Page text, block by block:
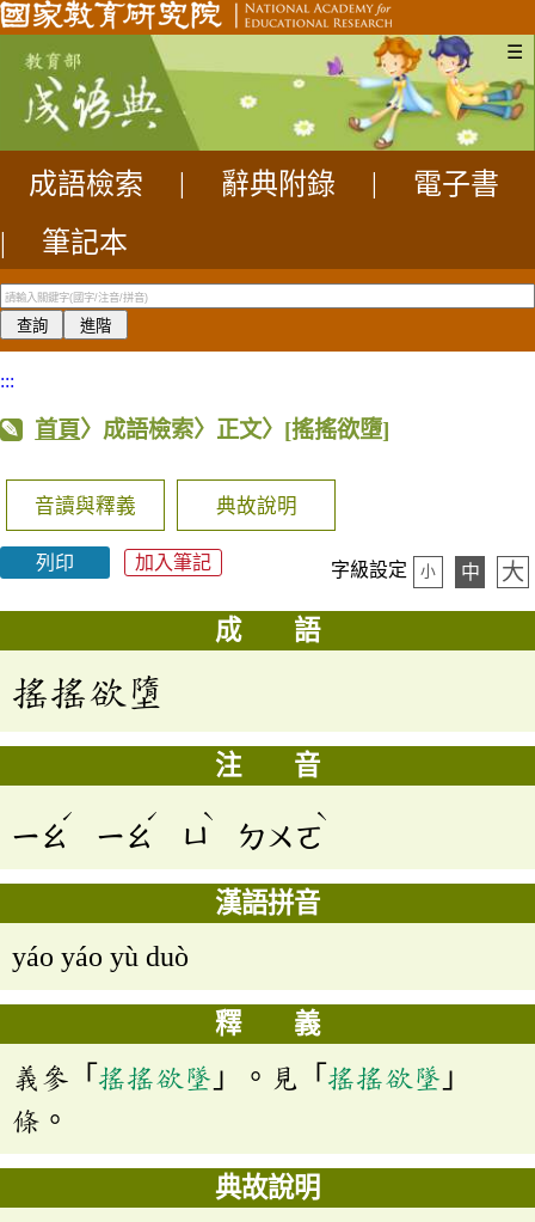
☰
成語檢索 辭典附錄
電子書
|
筆記本
:::
首頁〉成語檢索〉正文〉 [搖搖欲墮]
音讀與釋義 典故說明
列印 加入筆記 字級設定 小 中 大
成 語
搖搖欲墮
注 音
ㄧㄠ
ˊ
ㄧㄠ
ˊ
ㄩ
ˋ
ㄉㄨㄛ
ˋ
漢語拼音
yáo yáo yù duò
釋 義
義參「 搖搖欲墜 」。見「 搖搖欲墜 」
條。
典故說明